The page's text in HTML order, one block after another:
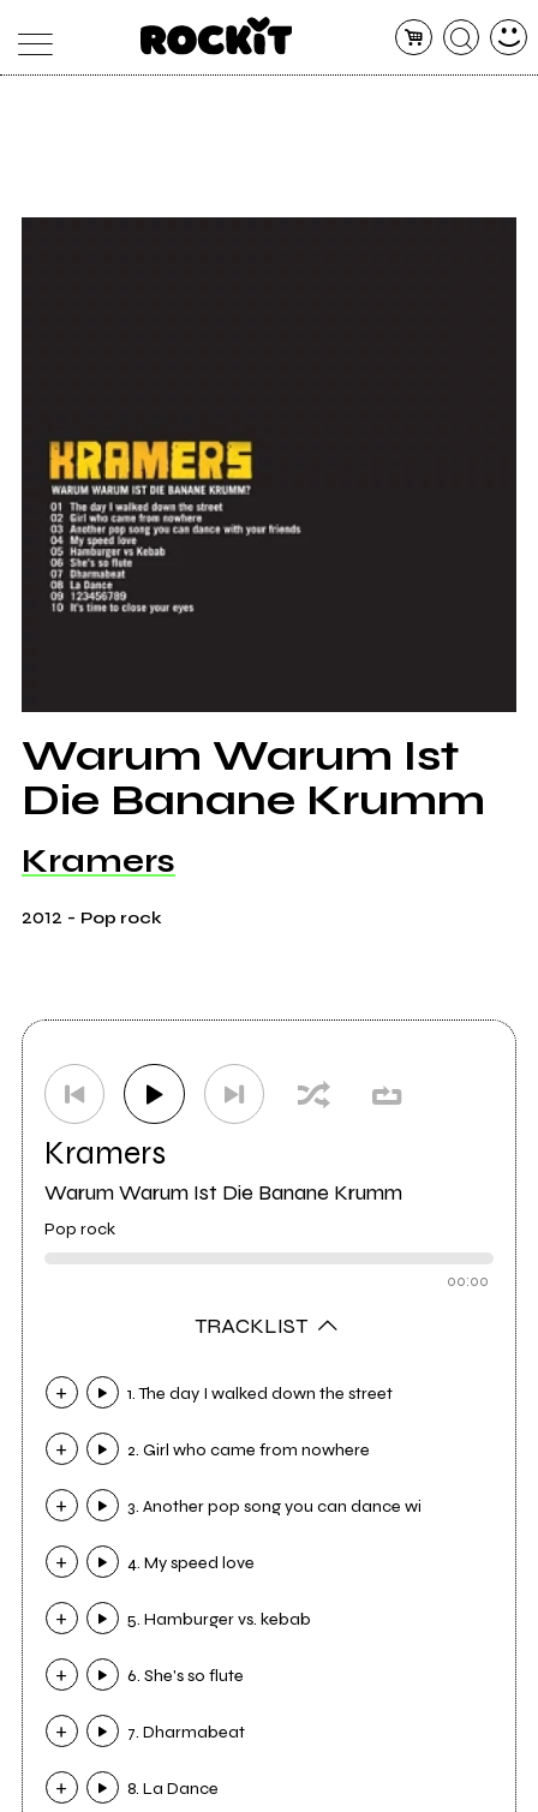
CONCERTI
Warum Warum Ist
Die Banane Krumm
Kramers
2012 - Pop rock
Kramers
Warum Warum Ist Die Banane Krumm
Pop rock
00:00
TRACKLIST
1. The day I walked down the street
2. Girl who came from nowhere
3. Another pop song you can dance wi
4. My speed love
5. Hamburger vs. kebab
6. She's so flute
7. Dharmabeat
8. La Dance